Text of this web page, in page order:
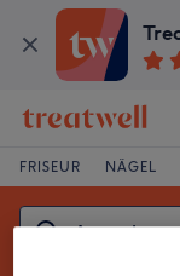
FRISEUR NÄGEL